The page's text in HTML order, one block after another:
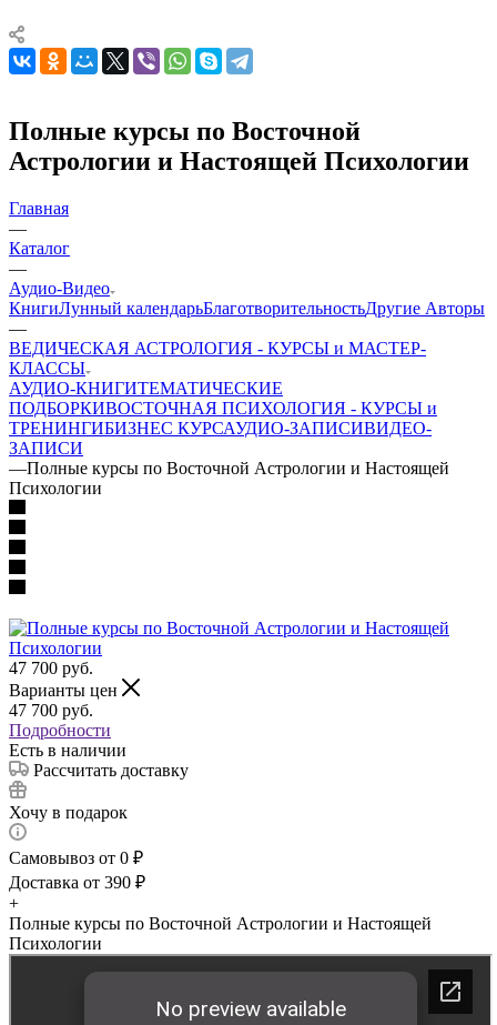
Полные курсы по Восточной
Астрологии и Настоящей Психологии
Главная
—
Каталог
—
Аудио-Видео
КнигиЛунный календарьБлаготворительностьДругие Aвторы
—
ВЕДИЧЕСКАЯ АСТРОЛОГИЯ - КУРСЫ и МАСТЕР-
КЛАССЫ
АУДИО-КНИГИТЕМАТИЧЕСКИЕ
ПОДБОРКИВОСТОЧНАЯ ПСИХОЛОГИЯ - КУРСЫ и
ТРЕНИНГИБИЗНЕС КУРСАУДИО-ЗАПИСИВИДЕО-
ЗАПИСИ
—Полные курсы по Восточной Астрологии и Настоящей
Психологии
47 700 руб.
Варианты цен
47 700 руб.
Подробности
Есть в наличии
Рассчитать доставку
Хочу в подарок
Самовывоз от 0 ₽
Доставка от 390 ₽
+
Полные курсы по Восточной Астрологии и Настоящей
Психологии